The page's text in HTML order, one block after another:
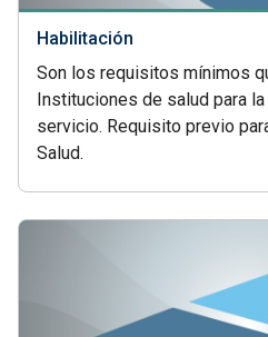
Habilitación
Son los requisitos mínimos
Instituciones de salud para
servicio. Requisito previo
Salud.